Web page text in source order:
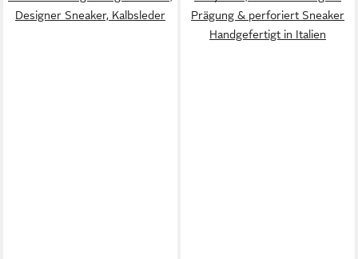
Designer Sneaker, Kalbsleder
Prägung & perforiert Sneaker
Handgefertigt in Italien